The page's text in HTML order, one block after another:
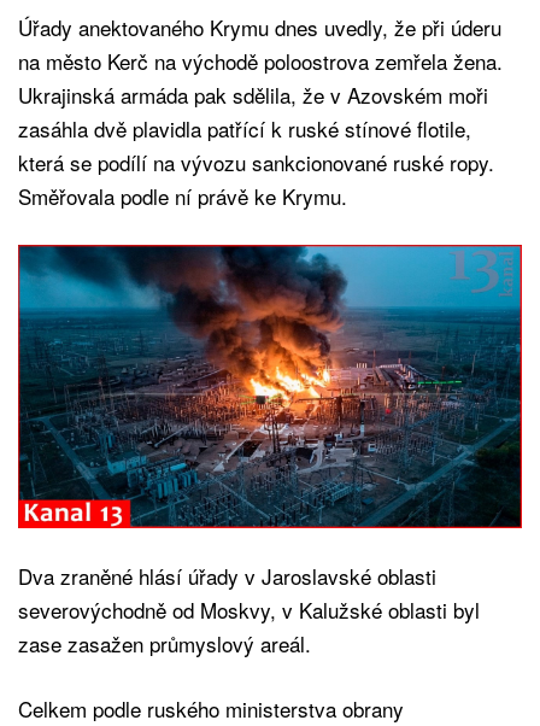
Úřady anektovaného Krymu dnes uvedly, že při úderu
na město Kerč na východě poloostrova zemřela žena.
Ukrajinská armáda pak sdělila, že v Azovském moři
zasáhla dvě plavidla patřící k ruské stínové flotile,
která se podílí na vývozu sankcionované ruské ropy.
Směřovala podle ní právě ke Krymu.
Dva zraněné hlásí úřady v Jaroslavské oblasti
severovýchodně od Moskvy, v Kalužské oblasti byl
zase zasažen průmyslový areál.
Celkem podle ruského ministerstva obrany